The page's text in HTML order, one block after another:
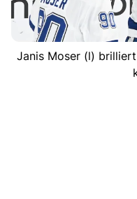
Janis Moser (l)